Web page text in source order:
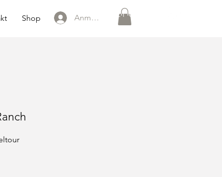
0151 121 096 15
Shop Anmelden